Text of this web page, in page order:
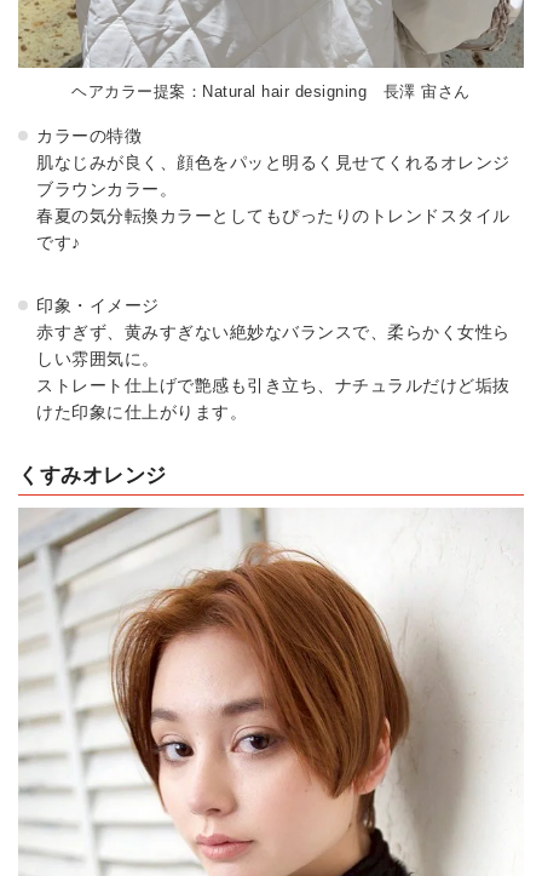
ヘアカラー提案：Natural hair designing 長澤 宙さん
カラーの特徴
肌なじみが良く、顔色をパッと明るく見せてくれるオレンジ
ブラウンカラー。
春夏の気分転換カラーとしてもぴったりのトレンドスタイル
です♪
印象・イメージ
赤すぎず、黄みすぎない絶妙なバランスで、柔らかく女性ら
しい雰囲気に。
ストレート仕上げで艶感も引き立ち、ナチュラルだけど垢抜
けた印象に仕上がります。
くすみオレンジ